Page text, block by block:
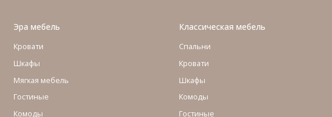
Эра мебель
Кровати
Шкафы
Мягкая мебель
Гостиные
Комоды
Классическая мебель
Спальни
Кровати
Шкафы
Комоды
Гостиные